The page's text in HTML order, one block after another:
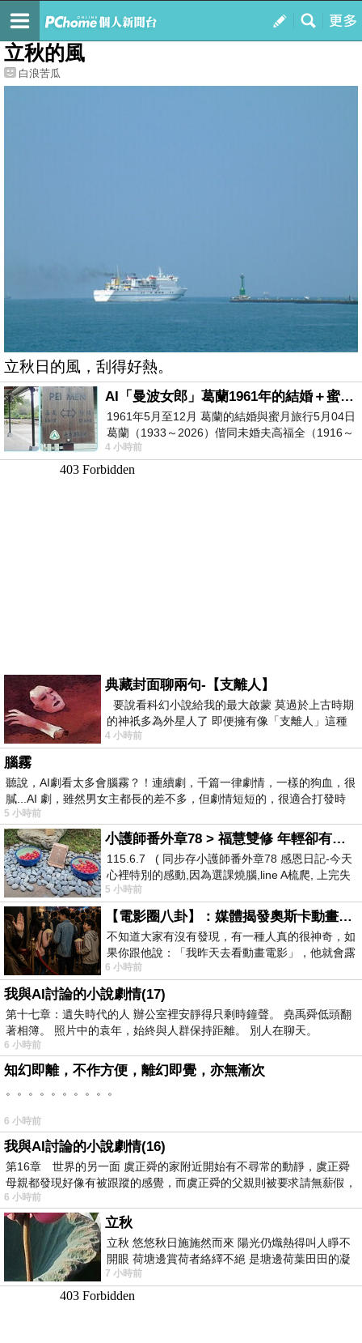
我的
最新文章
立秋的風
白浪苦瓜
立秋日的風，刮得好熱。
AI「曼波女郎」葛蘭1961年的結婚＋蜜月旅行 #戀上老電影 #葛蘭 #粟子
1961年5月至12月 葛蘭的結婚與蜜月旅行5月04日
葛蘭（1933～2026）偕同未婚夫高福全（1916～
2004）乘郵輪赴倫敦6月15日於英國倫敦St.S
4 小時前
典藏封面聊兩句-【支離人】
要說看科幻小說給我的最大啟蒙 莫過於上古時期
的神祇多為外星人了 即便擁有像「支離人」這種
驚世駭俗的神通法門 也未必讀
4 小時前
腦霧
聽說，AI劇看太多會腦霧？！連續劇，千篇一律劇情，一樣的狗血，很
膩...AI 劇，雖然男女主都長的差不多，但劇情短短的，很適合打發時
5 小時前
小護師番外章78 > 福慧雙修 年輕卻有個老靈魂 ㄑ金剛經〉podcast
115.6.7 ( 同步存小護師番外章78 感恩日記-今天
心裡特別的感動,因為選課燒腦,line A梳爬, 上完失
智課的她,特來傾
5 小時前
【電影圈八卦】：媒體揭發奧斯卡動畫項目投票醜聞！好萊塢為什麼看不起動畫電影？
不知道大家有沒有發現，有一種人真的很神奇，如
果你跟他說：「我昨天去看動畫電影」，他就會露
出一種慈祥的微笑，然後問你是不是陪小
6 小時前
我與AI討論的小說劇情(17)
第十七章：遺失時代的人 辦公室裡安靜得只剩時鐘聲。 堯禹舜低頭翻
著相簿。 照片中的袁年，始終與人群保持距離。 別人在聊天。
6 小時前
知幻即離，不作方便，離幻即覺，亦無漸次
。。。。。。。。。。
6 小時前
我與AI討論的小說劇情(16)
第16章 世界的另一面 虞正舜的家附近開始有不尋常的動靜，虞正舜
母親都發現好像有被跟蹤的感覺，而虞正舜的父親則被要求請無薪假，
6 小時前
立秋
立秋 悠悠秋日施施然而來 陽光仍熾熱得叫人睜不
開眼 荷塘邊賞荷者絡繹不絕 是塘邊荷葉田田的凝
望 風中飄逸的是映日荷花別樣紅
7 小時前